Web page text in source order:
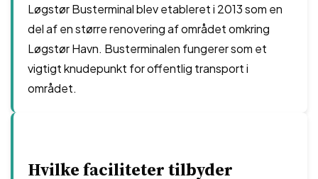
Løgstør Busterminal blev etableret i 2013 som en
del af en større renovering af området omkring
Løgstør Havn. Busterminalen fungerer som et
vigtigt knudepunkt for offentlig transport i
området.
Hvilke faciliteter tilbyder